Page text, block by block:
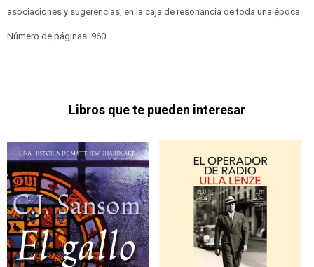
asociaciones y sugerencias, en la caja de resonancia de toda una época.
Número de páginas: 960
Libros que te pueden interesar